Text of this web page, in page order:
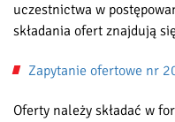
uczestnictwa w
składania ofert znajdują
Zapytanie ofertowe nr
Oferty należy składać w